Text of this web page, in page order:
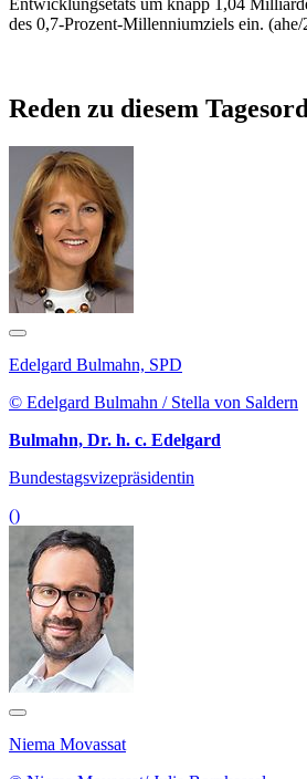
des 0,7-Prozent-Millenniumziels ein.
Reden zu diesem
Edelgard Bulmahn, SPD
© Edelgard Bulmahn / Stella von Saldern
Bulmahn, Dr. h. c. Edelgard
Bundestagsvizepräsidentin
()
Niema Movassat